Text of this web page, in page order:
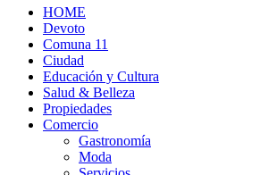
HOME
Devoto
Comuna 11
Ciudad
Educación y Cultura
Salud & Belleza
Propiedades
Comercio
Gastronomía
Moda